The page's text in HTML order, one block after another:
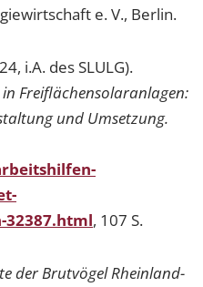
e. V., Berlin.
i.A. des SLULG).
Freiflächensolaranlagen:
und Umsetzung.
, 107 S.
der Brutvögel Rheinland-